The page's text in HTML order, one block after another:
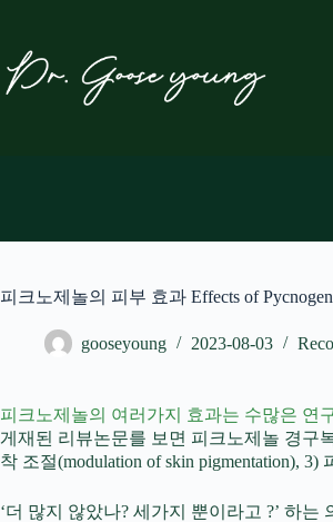
로
피크노제놀의 피부 효과 Effects of
gooseyoung 2023-08-03
피크노제놀의 여러가지 효과는 수많은 연
게재된 리뷰논문를 보면 피크노제놀 경구
착 조절(modulation of skin pigmentation), 3)
‘더 많지 않았나? 세가지 뿐이라고 ?’ 하